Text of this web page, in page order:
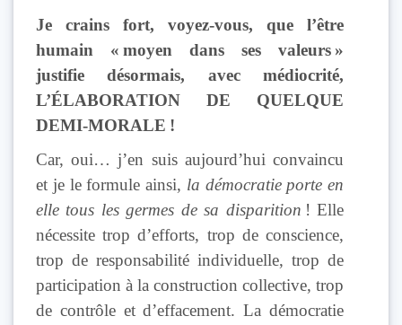
Je crains fort, voyez-vous, que l’être
humain « moyen dans ses valeurs »
justifie désormais, avec médiocrité,
L’ÉLABORATION DE
QUELQUE
DEMI-MORALE !
Car, oui… j’en suis aujourd’hui convaincu
et je le formule ainsi, la démocratie porte en
elle tous les germes de sa disparition ! Elle
nécessite trop d’efforts, trop de conscience,
trop de responsabilité individuelle, trop de
participation à la construction collective, trop
de contrôle et d’effacement. La démocratie